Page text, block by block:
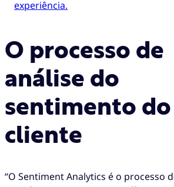
experiência.
O processo de
análise do
sentimento do
cliente
“O Sentiment Analytics é o processo